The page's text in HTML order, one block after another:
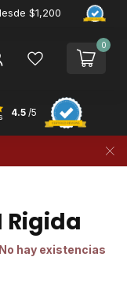
$1,200
0
4.5 /5
No hay existencias